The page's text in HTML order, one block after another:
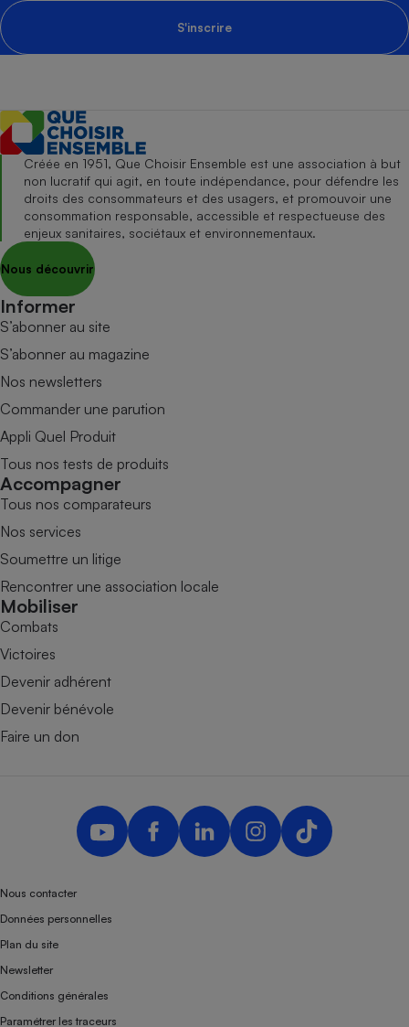
S'inscrire
Créée en 1951, Que Choisir Ensemble est une association à but
non lucratif qui agit, en toute indépendance, pour défendre les
droits des consommateurs et des usagers, et promouvoir une
consommation responsable, accessible et respectueuse des
enjeux sanitaires, sociétaux et environnementaux.
Nous découvrir
Informer
S’abonner au site
S’abonner au magazine
Nos newsletters
Commander une parution
Appli Quel Produit
Tous nos tests de produits
Accompagner
Tous nos comparateurs
Nos services
Soumettre un litige
Rencontrer une association locale
Mobiliser
Combats
Victoires
Devenir adhérent
Devenir bénévole
Faire un don
Nous contacter
Données personnelles
Plan du site
Newsletter
Conditions générales
Paramétrer les traceurs